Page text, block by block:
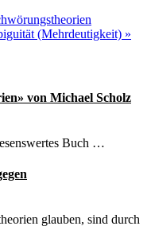
(Mehrdeutigkeit) »
von Michael Scholz
Buch …
glauben, sind durch